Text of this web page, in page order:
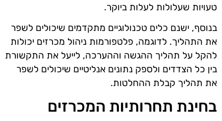
טעויות שעלולות לעלות ביוקר.
בנוסף, ישנם כלים טכנולוגיים מתקדמים שיכולים לשפר
את התהליך. לדוגמה, פלטפורמות ניהול מכרזים יכולות
להקל על תהליך ההגשה וההערכה, לייעל את התקשורת
בין כל הצדדים ולספק נתונים אנליטיים שיכולים לשפר
את תהליך קבלת ההחלטות.
בחינת תחרותיות המכרזים